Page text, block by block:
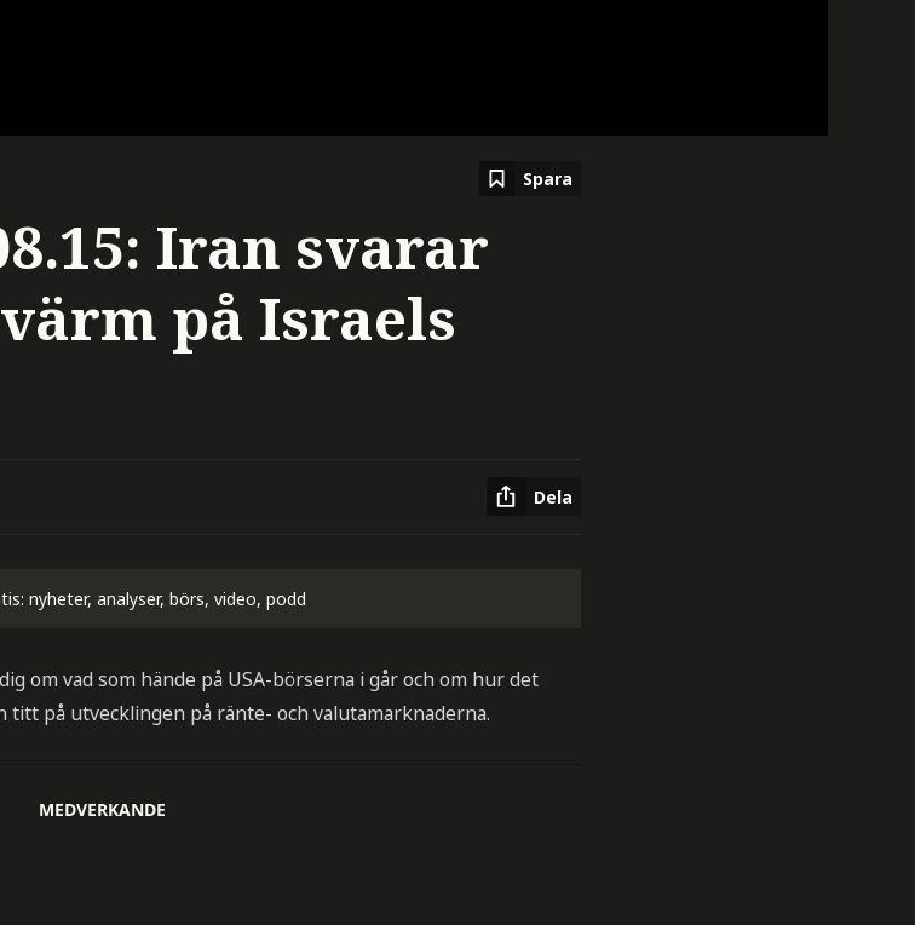
Spara
Iran svarar
på Israels
Dela
nyheter, analyser, börs, video, podd
om vad som hände på USA-börserna i går och om hur det
titt på utvecklingen på ränte- och valutamarknaderna.
MEDVERKANDE